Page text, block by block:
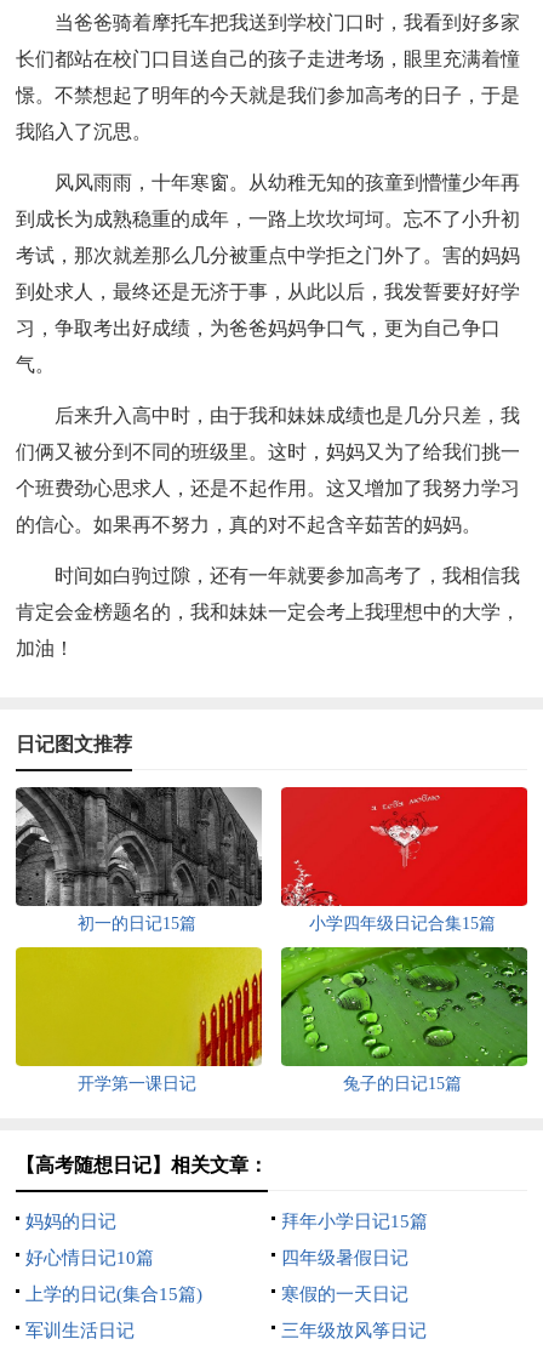
当爸爸骑着摩托车把我送到学校门口时，我看到好多家
长们都站在校门口目送自己的孩子走进考场，眼里充满着憧
憬。不禁想起了明年的今天就是我们参加高考的日子，于是
我陷入了沉思。
风风雨雨，十年寒窗。从幼稚无知的孩童到懵懂少年再
到成长为成熟稳重的成年，一路上坎坎坷坷。忘不了小升初
考试，那次就差那么几分被重点中学拒之门外了。害的妈妈
到处求人，最终还是无济于事，从此以后，我发誓要好好学
习，争取考出好成绩，为爸爸妈妈争口气，更为自己争口
气。
后来升入高中时，由于我和妹妹成绩也是几分只差，我
们俩又被分到不同的班级里。这时，妈妈又为了给我们挑一
个班费劲心思求人，还是不起作用。这又增加了我努力学习
的信心。如果再不努力，真的对不起含辛茹苦的妈妈。
时间如白驹过隙，还有一年就要参加高考了，我相信我
肯定会金榜题名的，我和妹妹一定会考上我理想中的大学，
加油！
日记图文推荐
初一的日记15篇 小学四年级日记合集15篇
开学第一课日记 兔子的日记15篇
【高考随想日记】相关文章：
妈妈的日记
拜年小学日记15篇
好心情日记10篇
四年级暑假日记
上学的日记(集合15篇)
寒假的一天日记
军训生活日记
三年级放风筝日记